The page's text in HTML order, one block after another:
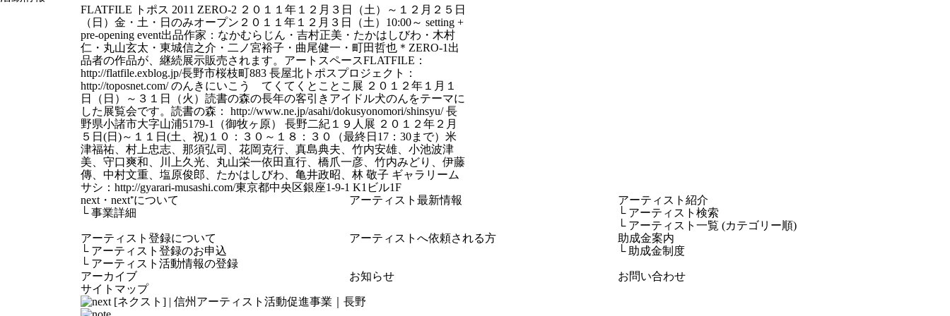
FLATFILE トポス 2011 ZERO-2 ２０１１年１２月３日（土）～１２月２５日
（日）金・土・日のみオープン２０１１年１２月３日（土）10:00～ setting +
pre-opening event出品作家：なかむらじん・吉村正美・たかはしびわ・木村
仁・丸山玄太・東城信之介・二ノ宮裕子・曲尾健一・町田哲也＊ZERO-1出
品者の作品が、継続展示販売されます。アートスペースFLATFILE：
http://flatfile.exblog.jp/長野市桜枝町883 長屋北トポスプロジェクト：
http://toposnet.com/ のんきにいこう てくてくとことこ展 ２０１２年１月１
日（日）～３１日（火）読書の森の長年の客引きアイドル犬のんをテーマに
した展覧会です。読書の森： http://www.ne.jp/asahi/dokusyonomori/shinsyu/ 長
野県小諸市大字山浦5179-1（御牧ヶ原） 長野二紀１９人展 ２０１２年２月
５日(日)～１１日(土、祝)１０：３０～１８：３０（最終日17：30まで）米
津福祐、村上忠志、那須弘司、花岡克行、真島典夫、竹内安雄、小池波津
美、守口爽和、川上久光、丸山栄一依田直行、橋爪一彦、竹内みどり、伊藤
傳、中村文重、塩原俊郎、たかはしびわ、亀井政昭、林 敬子 ギャラリーム
サシ：http://gyarari-musashi.com/東京都中央区銀座1-9-1 K1ビル1F
next・next⁺について
└事業詳細
アーティスト最新情報
アーティスト紹介
└ アーティスト検索
└ アーティスト一覧 (カテゴリー順)
アーティスト登録について
└ アーティスト登録のお申込
└ アーティスト活動情報の登録
アーティストへ依頼される方
助成金案内
└ 助成金制度
アーカイブ お知らせ
お問い合わせ
サイトマップ